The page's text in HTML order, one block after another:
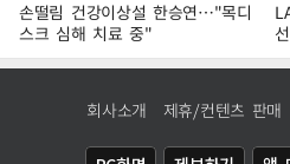
손떨림 건강이상설 한승연…"목디
스크 심해 치료 중"
회사소개 제휴/컨텐츠 판매